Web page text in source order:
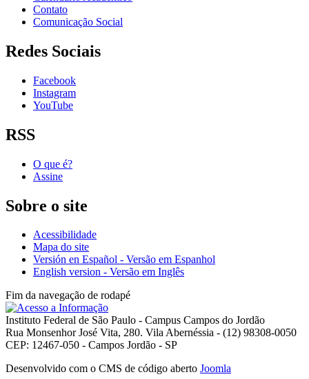
Contato
Comunicação Social
Redes Sociais
Facebook
Instagram
YouTube
RSS
O que é?
Assine
Sobre o site
Acessibilidade
Mapa do site
Versión en Español - Versão em Espanhol
English version - Versão em Inglês
Fim da navegação de rodapé
Instituto Federal de São Paulo - Campus Campos do Jordão
Rua Monsenhor José Vita, 280. Vila Abernéssia - (12) 98308-0050
CEP: 12467-050 - Campos Jordão - SP
Desenvolvido com o CMS de código aberto Joomla